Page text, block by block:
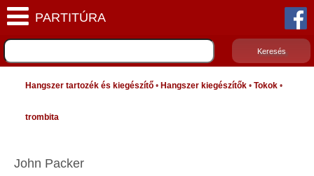
Hangszer tartozék és kiegészítő • Hangszer kiegészítők • Tokok •
trombita
John Packer